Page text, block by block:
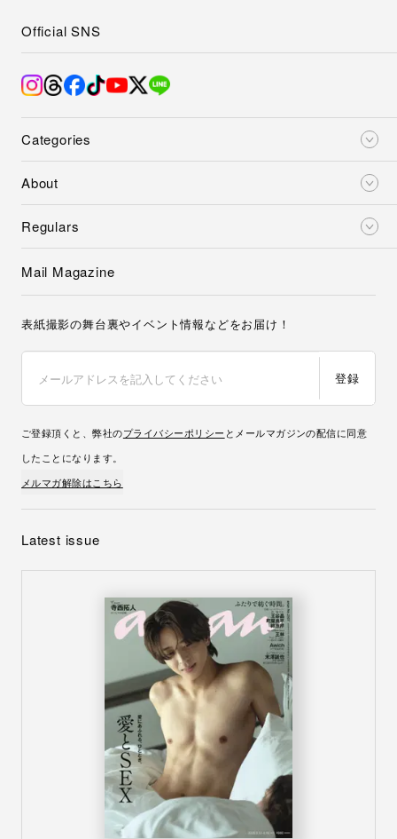
Categories
About
Regulars
Official SNS
Mail Magazine
表紙撮影の舞台裏やイベント情報などをお届け！
登録
ご登録頂くと、弊社のプライバシーポリシー とメールマガジンの配信に同意
したことになります。
メルマガ解除はこちら
Latest issue